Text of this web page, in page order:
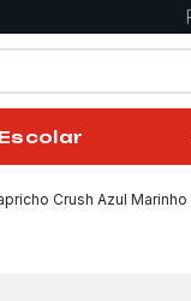
Crush Azul Marinho